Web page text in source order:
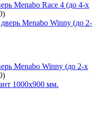
Menabo Race 4 (до 4-х
)
Menabo Winny (до 2-х
)